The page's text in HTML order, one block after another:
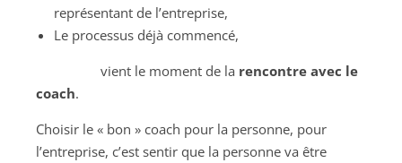
représentant de l’entreprise,
Le processus déjà commencé,
vient le moment de la rencontre avec le
coach.
Choisir le « bon » coach pour la personne, pour
l’entreprise, c’est sentir que la personne va être